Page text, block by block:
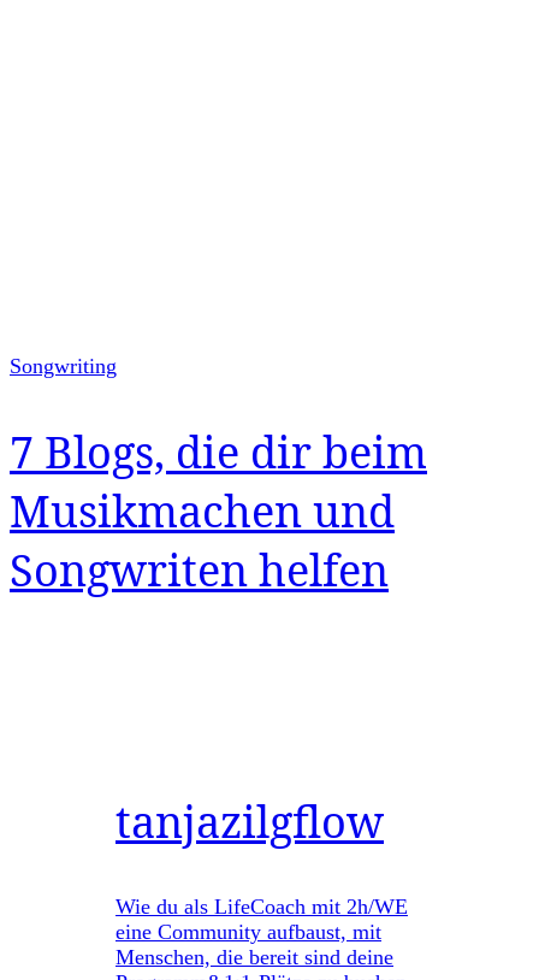
Songwriting
7 Blogs, die dir beim
Musikmachen und
Songwriten helfen
tanjazilgflow
Wie du als LifeCoach mit 2h/WE
eine Community aufbaust, mit
Menschen, die bereit sind deine